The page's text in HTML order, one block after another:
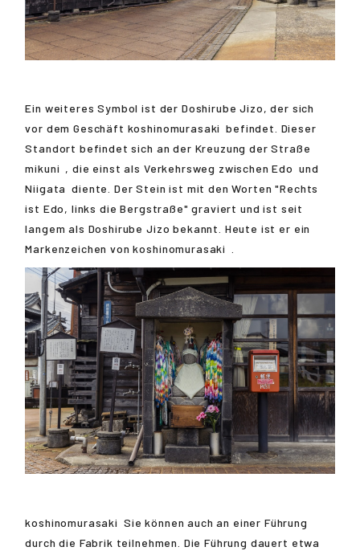
Ein weiteres Symbol ist der Doshirube Jizo, der sich
vor dem Geschäft koshinomurasaki befindet. Dieser
Standort befindet sich an der Kreuzung der Straße
mikuni , die einst als Verkehrsweg zwischenEdo und
Niigata diente. Der Stein ist mit den Worten "Rechts
ist Edo, links die Bergstraße" graviert und ist seit
langem als Doshirube Jizo bekannt. Heute ist er ein
Markenzeichen vonkoshinomurasaki
koshinomurasaki Sie können auch an einer Führung
durch die Fabrik teilnehmen. Die Führung dauert etwa